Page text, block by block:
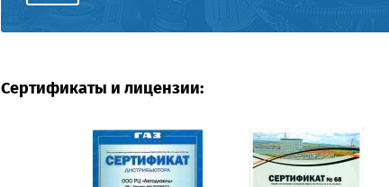
Сертификаты и лицензии: